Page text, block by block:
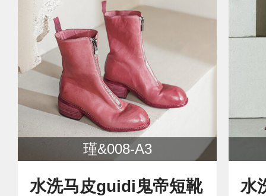
瑾&008-A3
水洗马皮guidi鬼帝短靴
水